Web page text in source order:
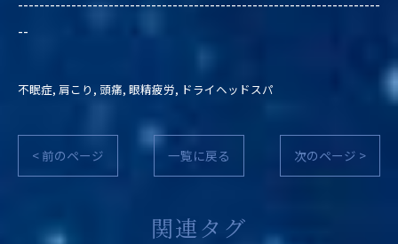
--
不眠症 肩こり 頭痛 眼精疲労 ドライヘッドスパ
< 前のページ 一覧に戻る 次のページ >
関連タグ